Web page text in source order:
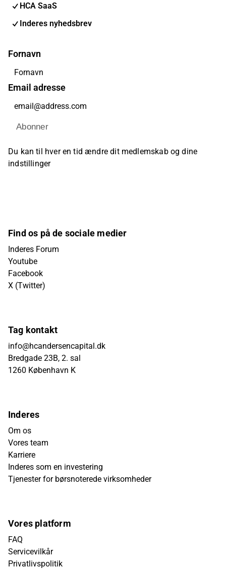
HCA SaaS
Inderes nyhedsbrev
Fornavn
Email adresse
Abonner
Du kan til hver en tid ændre dit medlemskab og dine
indstillinger
Find os på de sociale medier
Inderes Forum
Youtube
Facebook
X (Twitter)
Tag kontakt
info@hcandersencapital.dk
Bredgade 23B, 2. sal
1260 København K
Inderes
Om os
Vores team
Karriere
Inderes som en investering
Tjenester for børsnoterede virksomheder
Vores platform
FAQ
Servicevilkår
Privatlivspolitik